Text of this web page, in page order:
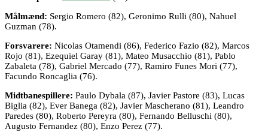
Målmænd: Sergio Romero (82), Geronimo Rulli (80), Nahuel
Guzman (78).
Forsvarere: Nicolas Otamendi (86), Federico Fazio (82), Marcos
Rojo (81), Ezequiel Garay (81), Mateo Musacchio (81), Pablo
Zabaleta (78), Gabriel Mercado (77), Ramiro Funes Mori (77),
Facundo Roncaglia (76).
Midtbanespillere: Paulo Dybala (87), Javier Pastore (83), Lucas
Biglia (82), Ever Banega (82), Javier Mascherano (81), Leandro
Paredes (80), Roberto Pereyra (80), Fernando Belluschi (80),
Augusto Fernandez (80), Enzo Perez (77).